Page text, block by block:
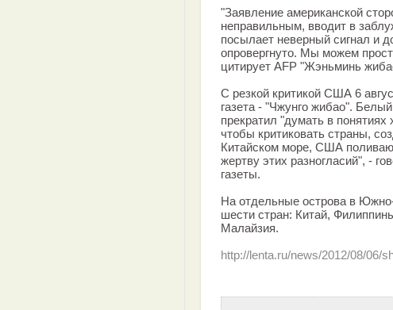
"Заявление американской
неправильным, вводит в
посылает неверный сигнал и
опровергнуто. Мы можем
цитирует AFP "Жэньминь
С резкой критикой США 6
газета - "Чжунго жибао".
прекратил "думать в
чтобы критиковать страны,
Китайском море, США
жертву этих разногласий", -
газеты.
На отдельные острова в
шести стран: Китай,
Малайзия.
http://lenta.ru/news/2012/08/06/